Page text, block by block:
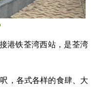
港铁荃湾西站，是荃湾
，各式各样的食肆、大